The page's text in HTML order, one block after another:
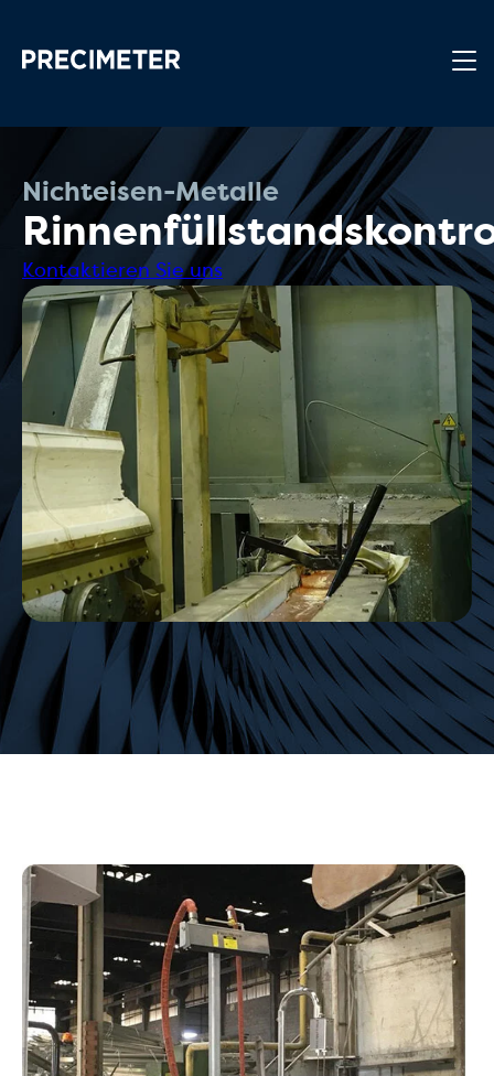
Nichteisen-Metalle
Kontaktieren Sie uns